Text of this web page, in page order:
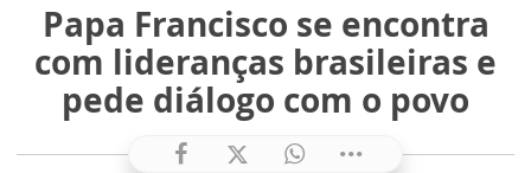
Papa Francisco se encontra
com lideranças brasileiras e
pede diálogo com o povo